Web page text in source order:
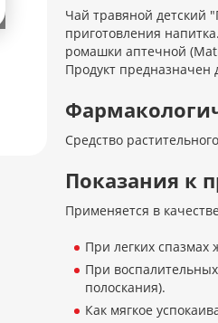
Чай травяной детский
приготовления
ромашки аптечной
Продукт предназначен
Средство
Показания к
Применяется в
При легких спазмах
При
полоскания).
Как мягкое